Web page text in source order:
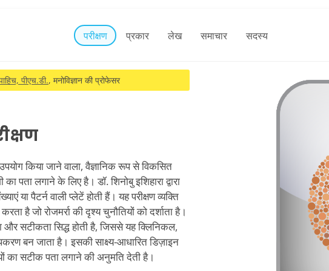
परीक्षण प्रकार लेख समाचार सदस्य
पीएच.डी., मनोविज्ञान की प्रोफेसर
किया जाने वाला, वैज्ञानिक रूप से विकसित
पता लगाने के लिए है। डॉ. शिनोबु इशिहारा द्वारा
पैटर्न वाली प्लेटें होती हैं। यह परीक्षण व्यक्ति
है जो रोजमर्रा की दृश्य चुनौतियों को दर्शाता है।
सटीकता सिद्ध होती है, जिससे यह क्लिनिकल,
बन जाता है। इसकी साक्ष्य-आधारित डिज़ाइन
का सटीक पता लगाने की अनुमति देती है।